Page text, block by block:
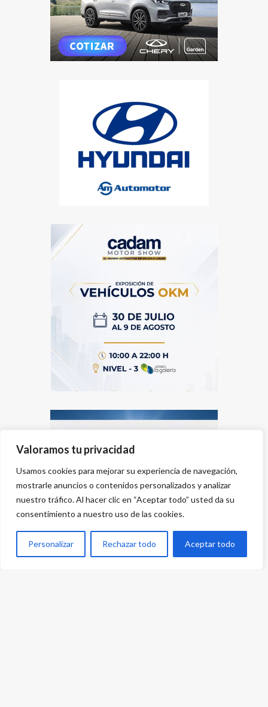
Valoramos tu privacidad
Usamos cookies para mejorar su experiencia de navegación,
mostrarle anuncios o contenidos personalizados y analizar
nuestro tráfico. Al hacer clic en “Aceptar todo” usted da su
consentimiento a nuestro uso de las cookies.
Personalizar Rechazar todo Aceptar todo